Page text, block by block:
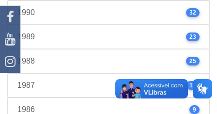
1990 32
1989 23
1988 25
1987 17
1986 9